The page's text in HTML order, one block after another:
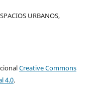
URBANOS,
Creative Commons
4.0.